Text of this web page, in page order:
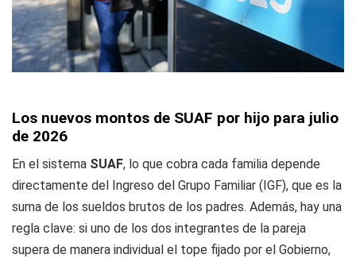
Los nuevos montos de SUAF por hijo para julio
de 2026
En el sistema SUAF, lo que cobra cada familia depende
directamente del Ingreso del Grupo Familiar (IGF), que es la
suma de los sueldos brutos de los padres. Además, hay una
regla clave: si uno de los dos integrantes de la pareja
supera de manera individual el tope fijado por el Gobierno,